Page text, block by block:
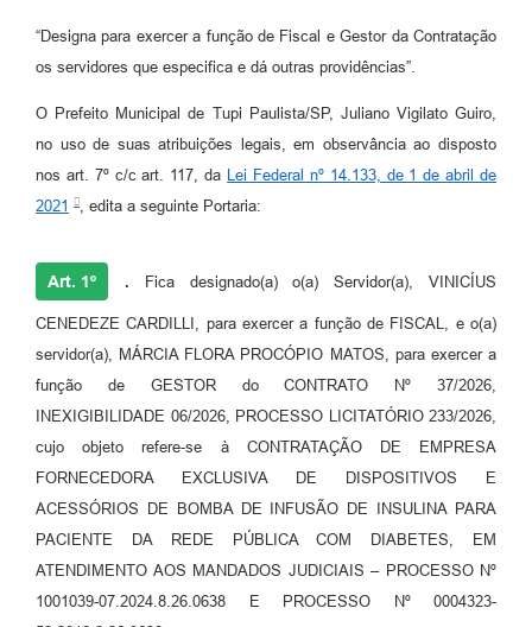
“Designa para exercer a função de Fiscal e Gestor da Contratação
os servidores que especifica e dá outras providências”.
O Prefeito Municipal de Tupi Paulista/SP, Juliano Vigilato Guiro,
no uso de suas atribuições legais, em observância ao disposto
nos art. 7º c/c art. 117, da
Lei Federal nº 14.133, de 1 de abril de
2021
, edita a seguinte Portaria:
Art. 1º . Fica designado(a) o(a) Servidor(a), VINICÍUS
CENEDEZE CARDILLI, para exercer a função de FISCAL, e o(a)
servidor(a), MÁRCIA FLORA PROCÓPIO MATOS, para exercer a
função de GESTOR do CONTRATO Nº 37/2026,
INEXIGIBILIDADE 06/2026, PROCESSO LICITATÓRIO 233/2026,
cujo objeto refere-se à CONTRATAÇÃO DE EMPRESA
FORNECEDORA EXCLUSIVA DE DISPOSITIVOS E
ACESSÓRIOS DE BOMBA DE INFUSÃO DE INSULINA PARA
PACIENTE DA REDE PÚBLICA COM DIABETES, EM
ATENDIMENTO AOS MANDADOS JUDICIAIS – PROCESSO Nº
1001039-07.2024.8.26.0638 E PROCESSO Nº 0004323-